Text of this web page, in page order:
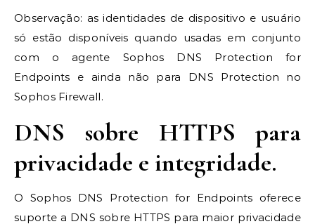
Observação: as identidades de dispositivo e usuário
só estão disponíveis quando usadas em conjunto
com o agente Sophos DNS Protection for
Endpoints e ainda não para DNS Protection no
Sophos Firewall.
DNS sobre HTTPS para
privacidade e integridade.
O Sophos DNS Protection for Endpoints oferece
suporte a DNS sobre HTTPS para maior privacidade